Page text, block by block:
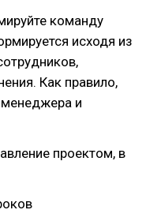
команду
исходя из
Как правило,
и
проектом, в